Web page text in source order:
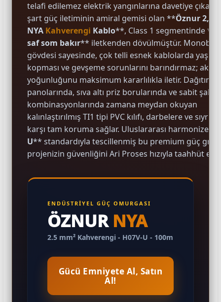
telafi edilemez elektrik yangınlarına davetiye çıkarır.
şart güç iletiminin amiral gemisi olan **Öznur 2,5
NYA Kahverengi Kablo**, Class 1 segmentinde **
saf som bakır** iletkenden dövülmüştür.
gövdesi sayesinde, çok telli esnek kablolarda
kopması ve gevşeme sorunlarını barındırmaz; akım
yoğunluğunu maksimum kararlılıkla iletir. Dağıtım
panolarında, sıva altı priz borularında ve sabit şalt
kombinasyonlarında zamana meydan okuyan
kalınlaştırılmış TI1 tipi PVC kılıfı, darbelere ve
karşı tam koruma sağlar. Uluslararası harmonize **
U** standardıyla tescillenmiş bu premium güç
projenizin güvenliğini Ari Proses hızıyla taahhüt
ENDÜSTRİYEL GÜÇ OMURGASI
ÖZNURNYA
2.5 mm² Kahverengi - H07V-U - 100m
Gücü Emniyete Al, Satın
Al!